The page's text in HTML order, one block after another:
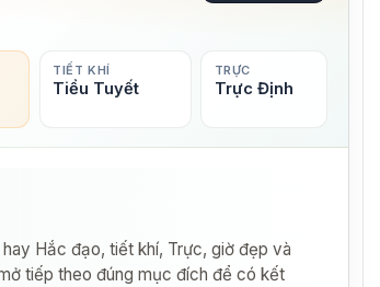
1869 :Ở Dumbarton, Scotland, tàu nhanh
Cutty Sark được khởi đầu. Nó là một trong
những tàu nhanh cuối cùng được xây dựng
Tôixtôi qua đời. Ông sinh ngày 10-1-1882.
1890
Quốc vương William III của Hà Lan
chết, chưa có con trai để thừa kể nên con
gái ông Bà hoàng Wilhelmina trở thành Nữ
TIẾT KHÍ
Tiểu Tuyết
TRỰC
Trực Định
Hắc đạo, tiết khí, Trực, giờ đẹp và
tiếp theo đúng mục đích để có kết